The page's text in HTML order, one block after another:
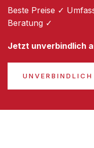
Beste Preise ✓
Beratung ✓
Jetzt unverbindlich